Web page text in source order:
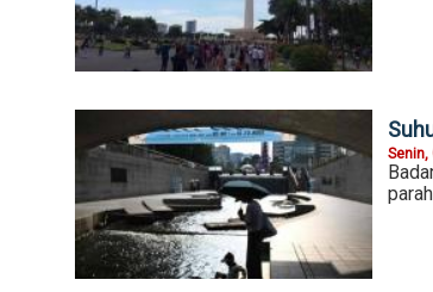
Senin,